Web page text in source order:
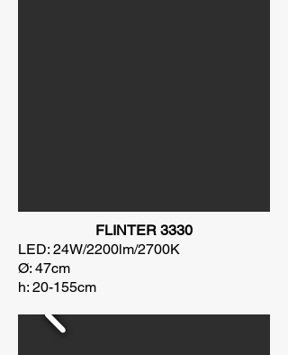
FLINTER 3330
LED: 24W/2200lm/2700K
Ø: 47cm
h: 20-155cm